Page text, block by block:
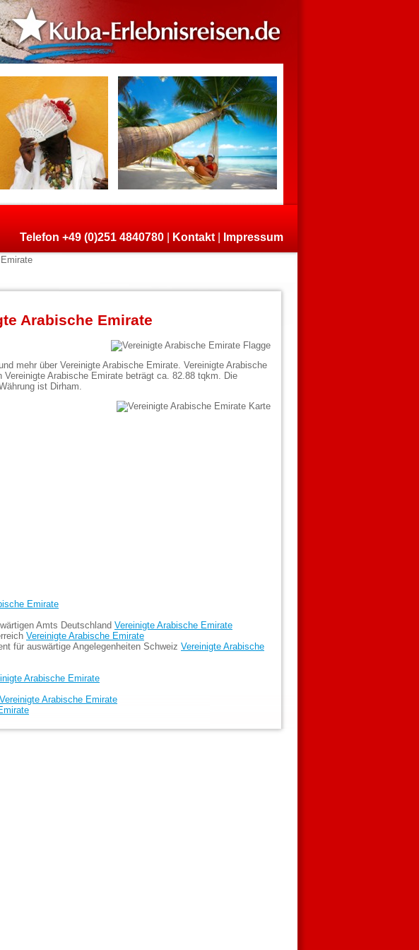
Telefon +49 (0)251 4840780 Kontakt Impressum
Arabische Emirate
mehr über Vereinigte Arabische Emirate. Vereinigte Arabische
Arabische Emirate beträgt ca. 82.88 tqkm. Die
ist Dirham.
Emirate
Amts Deutschland Vereinigte Arabische Emirate
Vereinigte Arabische Emirate
für auswärtige Angelegenheiten Schweiz Vereinigte Arabische
Arabische Emirate
Vereinigte Arabische Emirate